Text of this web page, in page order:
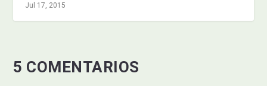
Jul 17, 2015
5 COMENTARIOS